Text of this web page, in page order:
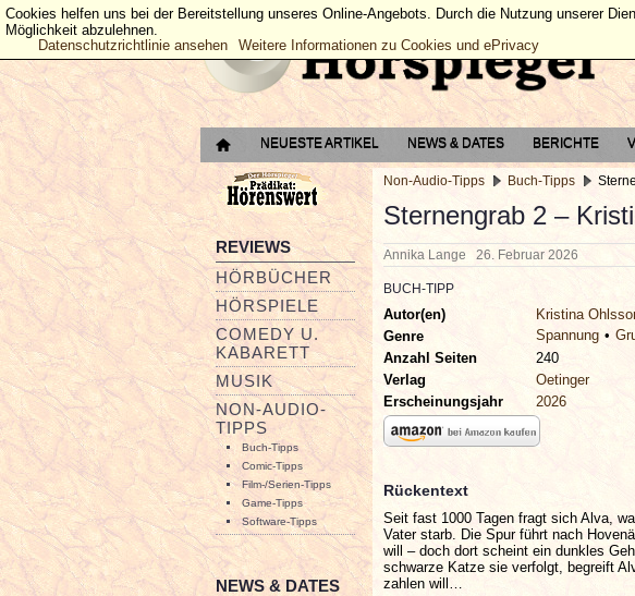
NEUESTE ARTIKEL NEWS & DATES BERICHTE
REVIEWS
HÖRBÜCHER
HÖRSPIELE
COMEDY U.
KABARETT
MUSIK
NON-AUDIO-
TIPPS
Buch-Tipps
Comic-Tipps
Film-/Serien-Tipps
Game-Tipps
Software-Tipps
NEWS & DATES
Non-Audio-Tipps Buch-Tipps
Sternengrab 2 –
Annika Lange 26. Februar 2026
BUCH-TIPP
Autor(en)
Kristina
Genre
Spannung
Anzahl Seiten
240
Verlag
Oetinger
Erscheinungsjahr
2026
Rückentext
Seit fast 1000 Tagen fragt sich Alva,
Vater starb. Die Spur führt nach
will – doch dort scheint ein dunkles
schwarze Katze sie verfolgt, begreift
zahlen will…
Cookies helfen uns bei der Bereitstellung unseres Online-Angebots. Durch die Nutzung unserer
Möglichkeit abzulehnen.
Datenschutzrichtlinie ansehen
Weitere Informationen zu Cookies und ePrivacy